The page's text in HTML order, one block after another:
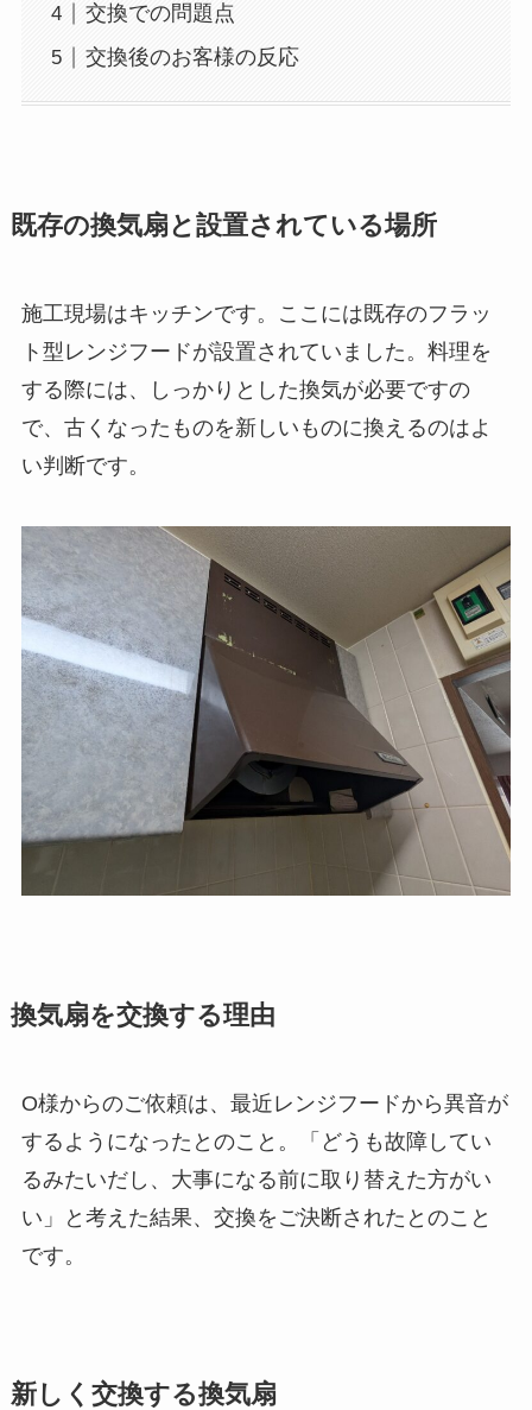
交換での問題点
交換後のお客様の反応
既存の換気扇と設置されている場所
施工現場はキッチンです。ここには既存のフラッ
ト型レンジフードが設置されていました。料理を
する際には、しっかりとした換気が必要ですの
で、古くなったものを新しいものに換えるのはよ
い判断です。
換気扇を交換する理由
O様からのご依頼は、最近レンジフードから異音が
するようになったとのこと。「どうも故障してい
るみたいだし、大事になる前に取り替えた方がい
い」と考えた結果、交換をご決断されたとのこと
です。
新しく交換する換気扇